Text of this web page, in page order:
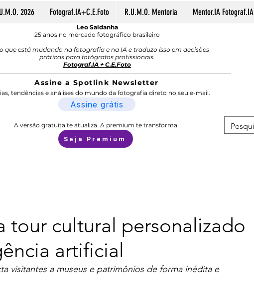
2026 Fotograf.IA+C.E.Foto R.U.M.O. Mentoria Mentor.IA Fotograf.IA
Leo Saldanha
25 anos no mercado fotográfico brasileiro
que está mudando na fotografia e na IA e traduzo isso em decisões
práticas para fotógrafos profissionais.
Fotograf.IA + C.E.Foto
Assine a Spotlink Newsletter
tendências e análises do mundo da fotografia direto no seu e-mail.
Assine grátis
A versão gratuita te atualiza. A premium te transforma.
Seja Premium
tour cultural personalizado
artificial
visitantes a museus e patrimônios de forma inédita e